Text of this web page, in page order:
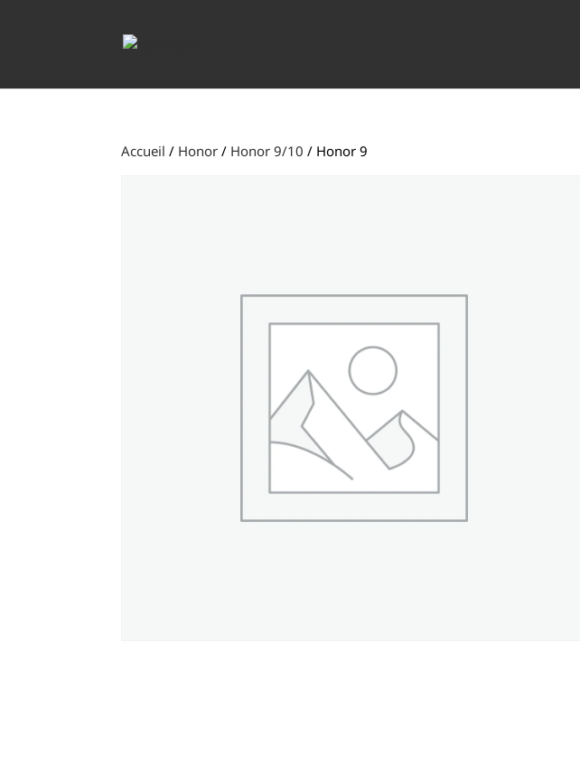
Accueil / Honor / Honor 9/10 / Honor 9